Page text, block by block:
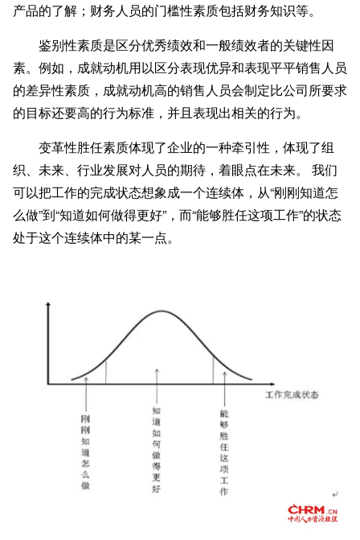
产品的了解；财务人员的门槛性素质包括财务知识等。
鉴别性素质是区分优秀绩效和一般绩效者的关键性因
素。例如，成就动机用以区分表现优异和表现平平销售人员
的差异性素质，成就动机高的销售人员会制定比公司所要求
的目标还要高的行为标准，并且表现出相关的行为。
变革性胜任素质体现了企业的一种牵引性，体现了组
织、未来、行业发展对人员的期待，着眼点在未来。 我们
可以把工作的完成状态想象成一个连续体，从“刚刚知道怎
么做”到“知道如何做得更好”，而“能够胜任这项工作”的状态
处于这个连续体中的某一点。